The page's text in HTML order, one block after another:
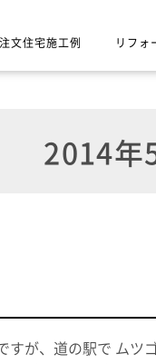
注文住宅施工例 リフォ
2014年
すが、道の駅で ムツ